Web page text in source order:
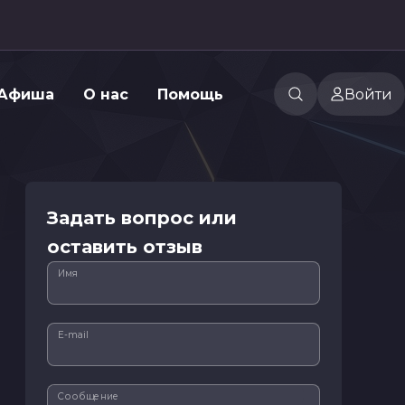
О нас Помощь Войти
Задать вопрос или
оставить отзыв
Имя
E-mail
Сообщение